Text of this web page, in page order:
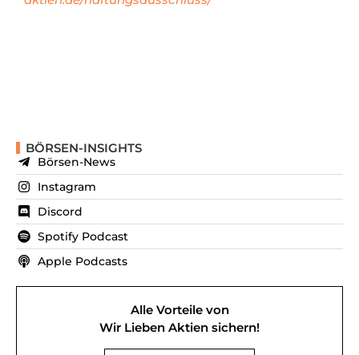
BÖRSEN-INSIGHTS
Börsen-News
Instagram
Discord
Spotify Podcast
Apple Podcasts
Alle Vorteile von
Wir Lieben Aktien sichern!